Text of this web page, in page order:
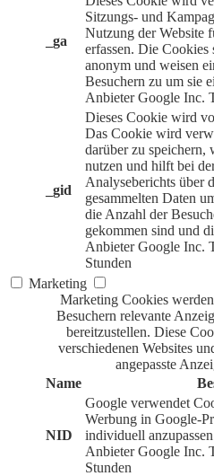
_ga
Sitzungs- und
Nutzung der Website
erfassen. Die Cookies
anonym und weisen
Besuchern zu um sie
Anbieter Google Inc.
_gid
Dieses Cookie wird
Das Cookie wird
darüber zu speichern,
nutzen und hilft bei
Analyseberichts über
gesammelten Daten
die Anzahl der
gekommen sind und
Anbieter Google Inc.
Stunden
Marketing
Marketing Cookies
Besuchern relevante
bereitzustellen. Diese
verschiedenen Websites
angepasste
Name
NID
Google verwendet
Werbung in Google-
individuell
Anbieter Google Inc.
Stunden